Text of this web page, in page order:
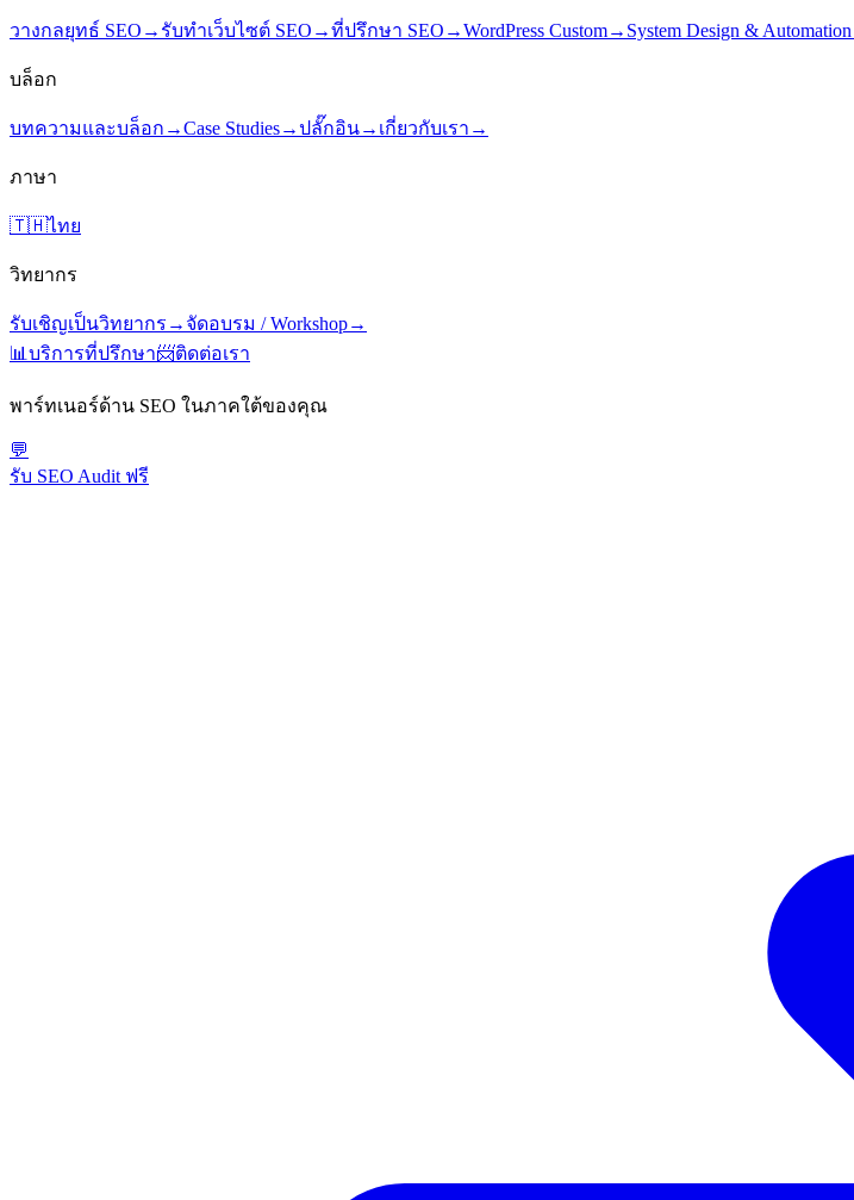
วางกลยุทธ์ SEO → รับทำเว็บไซต์ SEO →ที่ปรึกษา SEO →WordPress Custom→ System Design & Automation
บล็อก
บทความและบล็อก →Case Studies→ปลั๊กอิน→ เกี่ยวกับเรา →
ภาษา
🇹🇭ไทย
วิทยากร
รับเชิญเป็นวิทยากร → จัดอบรม / Workshop→
📊 บริการที่ปรึกษา📨ติดต่อเรา
พาร์ทเนอร์ด้าน SEO ในภาคใต้ของคุณ
💬
รับ SEO Audit ฟรี